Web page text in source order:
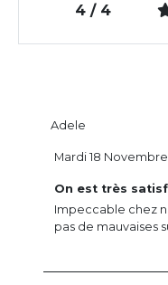
4 / 4
Adele
On est très
Impeccable chez
pas de mauvaises
Mardi 18